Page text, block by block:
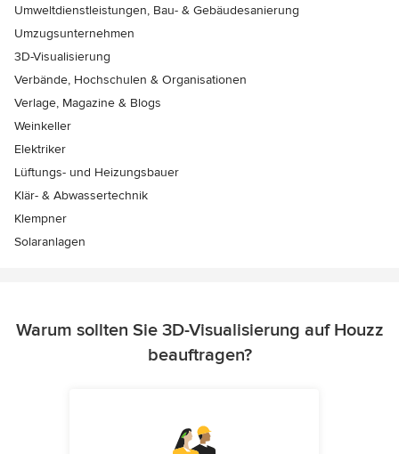
Umweltdienstleistungen, Bau- & Gebäudesanierung
Umzugsunternehmen
3D-Visualisierung
Verbände, Hochschulen & Organisationen
Verlage, Magazine & Blogs
Weinkeller
Elektriker
Lüftungs- und Heizungsbauer
Klär- & Abwassertechnik
Klempner
Solaranlagen
Warum sollten Sie 3D-Visualisierung auf Houzz
beauftragen?